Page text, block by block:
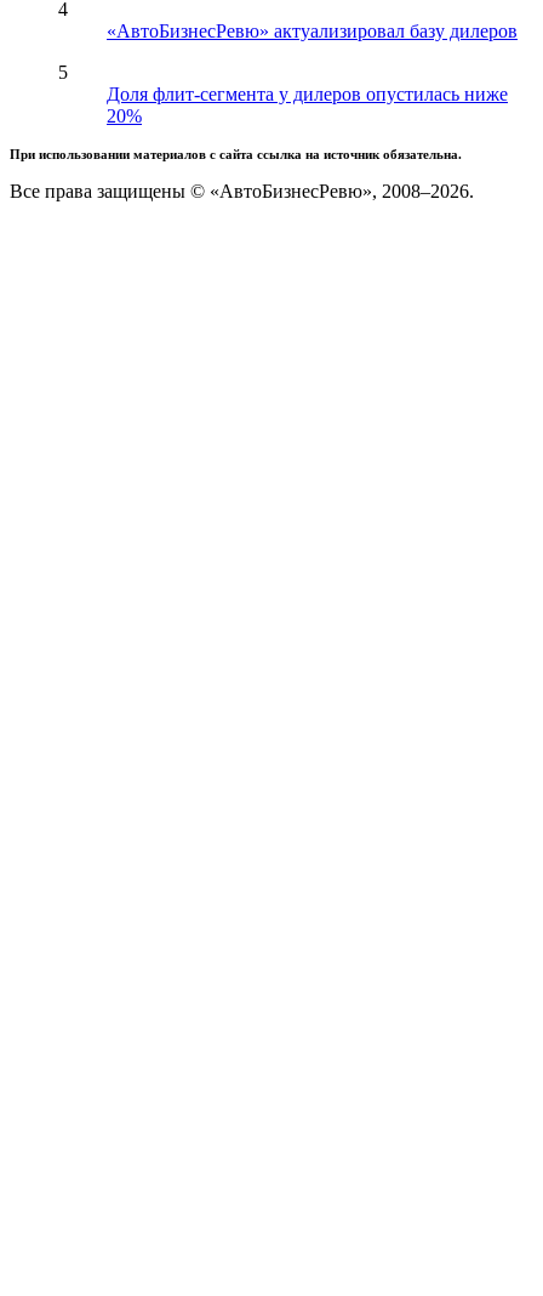
4
«АвтоБизнесРевю» актуализировал базу дилеров
5
Доля флит-сегмента у дилеров опустилась ниже
20%
При использовании материалов с сайта ссылка на источник обязательна.
Все права защищены © «АвтоБизнесРевю», 2008–2026.